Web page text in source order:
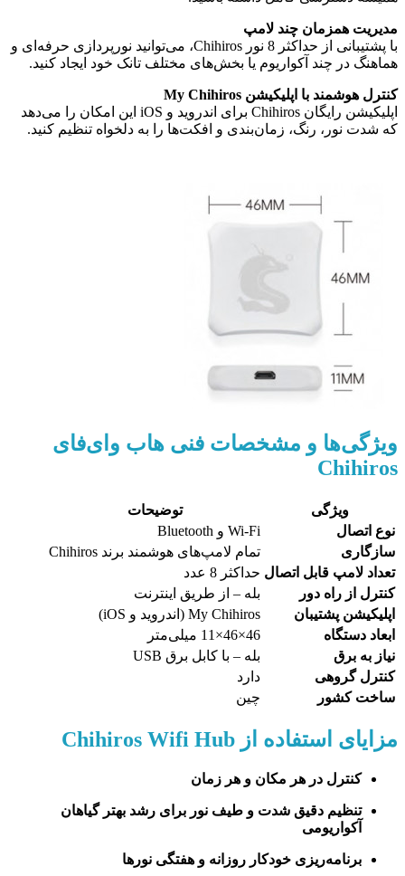
مدیریت همزمان چند لامپ
با پشتیبانی از حداکثر 8 نور Chihiros، می‌توانید نورپردازی حرفه‌ای و
هماهنگ در چند آکواریوم یا بخش‌های مختلف تانک خود ایجاد کنید.
کنترل هوشمند با اپلیکیشن My Chihiros
اپلیکیشن رایگان Chihiros برای اندروید و iOS این امکان را می‌دهد
که شدت نور، رنگ، زمان‌بندی و افکت‌ها را به دلخواه تنظیم کنید.
ویژگی‌ها و مشخصات فنی هاب وای‌فای
Chihiros
ویژگی
توضیحات
نوع اتصال
Wi-Fi و Bluetooth
سازگاری
تمام لامپ‌های هوشمند برند Chihiros
تعداد لامپ قابل اتصال حداکثر 8 عدد
کنترل از راه دور
بله – از طریق اینترنت
اپلیکیشن پشتیبان
My Chihiros (اندروید و iOS)
ابعاد دستگاه
46×46×11 میلی‌متر
نیاز به برق
بله – با کابل برق USB
کنترل گروهی
دارد
ساخت کشور
چین
مزایای استفاده از Chihiros Wifi Hub
کنترل در هر مکان و هر زمان
تنظیم دقیق شدت و طیف نور برای رشد بهتر گیاهان
آکواریومی
برنامه‌ریزی خودکار روزانه و هفتگی نورها